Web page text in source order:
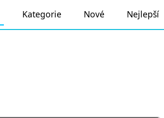
Kategorie Nové Nejlepší